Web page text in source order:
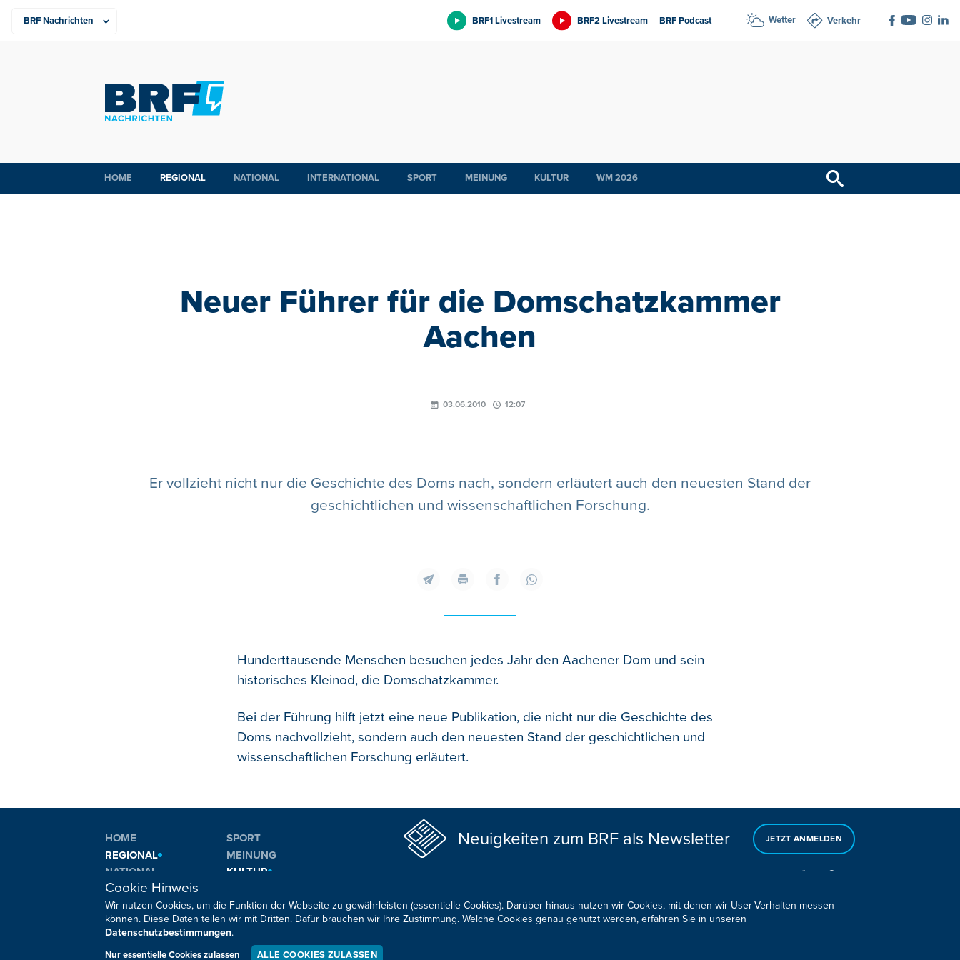
BRF1 Livestream BRF2 Livestream BRF Podcast Wetter Verkehr
HOME REGIONAL NATIONAL INTERNATIONAL SPORT MEINUNG KULTUR WM 2026
Neuer Führer für die Domschatzkammer
Aachen
03.06.2010 12:07
Er vollzieht nicht nur die Geschichte des Doms nach, sondern erläutert auch den neuesten Stand der
geschichtlichen und wissenschaftlichen Forschung.
Hunderttausende Menschen besuchen jedes Jahr den Aachener Dom und sein
historisches Kleinod, die Domschatzkammer.
Bei der Führung hilft jetzt eine neue Publikation, die nicht nur die Geschichte des
Doms nachvollzieht, sondern auch den neuesten Stand der geschichtlichen und
wissenschaftlichen Forschung erläutert.
HOME
REGIONAL
NATIONAL
INTERNATIONAL
SPORT
MEINUNG
KULTUR
Neuigkeiten zum BRF als Newsletter JETZT ANMELDEN
Sie haben noch Fragen oder Anmerkungen?
Cookie Hinweis
Wir nutzen Cookies, um die Funktion der Webseite zu gewährleisten (essentielle Cookies). Darüber hinaus nutzen wir Cookies, mit denen wir User-Verhalten messen
können. Diese Daten teilen wir mit Dritten. Dafür brauchen wir Ihre Zustimmung. Welche Cookies genau genutzt werden, erfahren Sie in unseren
Datenschutzbestimmungen.
Nur essentielle Cookies zulassen ALLE COOKIES ZULASSEN